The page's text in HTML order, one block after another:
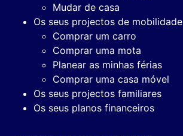
Mudar de casa
Os seus projectos de mobilidade
Comprar um carro
Comprar uma mota
Planear as minhas férias
Comprar uma casa móvel
Os seus projectos familiares
Os seus planos financeiros